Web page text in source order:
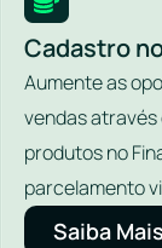
Cadastro
Aumente as
vendas
produtos no
parcelamento
Saiba Mais